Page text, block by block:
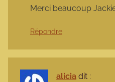
Merci beaucoup
Répondre
alicia dit :